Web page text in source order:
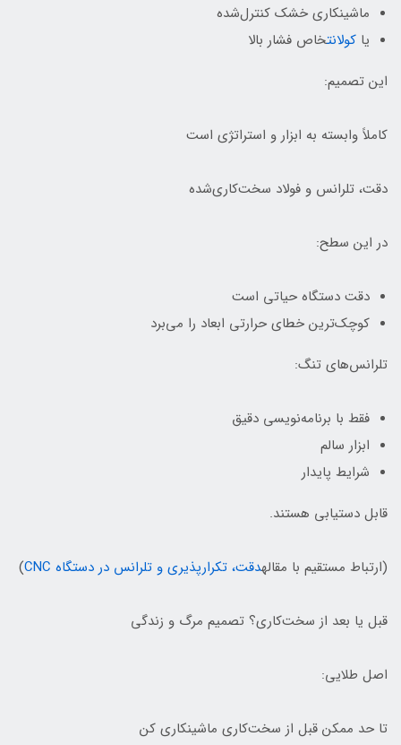
ماشینکاری خشک کنترل‌شده
یا کولانتخاص فشار بالا
این تصمیم:
کاملاً وابسته به ابزار و استراتژی است
دقت، تلرانس و فولاد سخت‌کاری‌شده
در این سطح:
دقت دستگاه حیاتی است
کوچک‌ترین خطای حرارتی ابعاد را می‌برد
تلرانس‌های تنگ:
فقط با برنامه‌نویسی دقیق
ابزار سالم
شرایط پایدار
قابل دستیابی هستند.
(ارتباط مستقیم با مقالهدقت، تکرارپذیری و تلرانس در دستگاه CNC )
قبل یا بعد از سخت‌کاری؟ تصمیم مرگ و زندگی
اصل طلایی:
تا حد ممکن قبل از سخت‌کاری ماشینکاری کن